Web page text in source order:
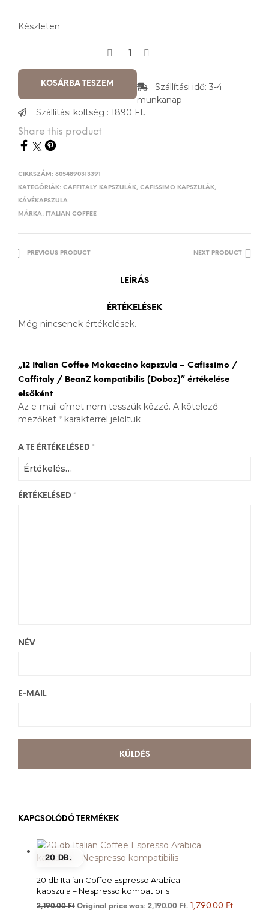
Készleten
KOSÁRBA TESZEM
Szállítási idő: 3-4
munkanap
Szállítási költség : 1890 Ft.
Share this product
CIKKSZÁM: 8054890313391
KATEGÓRIÁK: CAFFITALY KAPSZULÁK, CAFISSIMO KAPSZULÁK,
KÁVÉKAPSZULA
MÁRKA: ITALIAN COFFEE
PREVIOUS PRODUCT NEXT PRODUCT
LEÍRÁS
ÉRTÉKELÉSEK
Még nincsenek értékelések.
„12 Italian Coffee Mokaccino kapszula – Cafissimo /
Caffitaly / BeanZ kompatibilis (Doboz)” értékelése
elsőként
Az e-mail címet nem tesszük közzé. A kötelező
mezőket * karakterrel jelöltük
A TE ÉRTÉKELÉSED *
ÉRTÉKELÉSED *
NÉV
E-MAIL
KAPCSOLÓDÓ TERMÉKEK
20 DB.
20 db Italian Coffee Espresso Arabica
kapszula – Nespresso kompatibilis
2,190.00Ft Original price was: 2,190.00 Ft. 1,790.00 Ft